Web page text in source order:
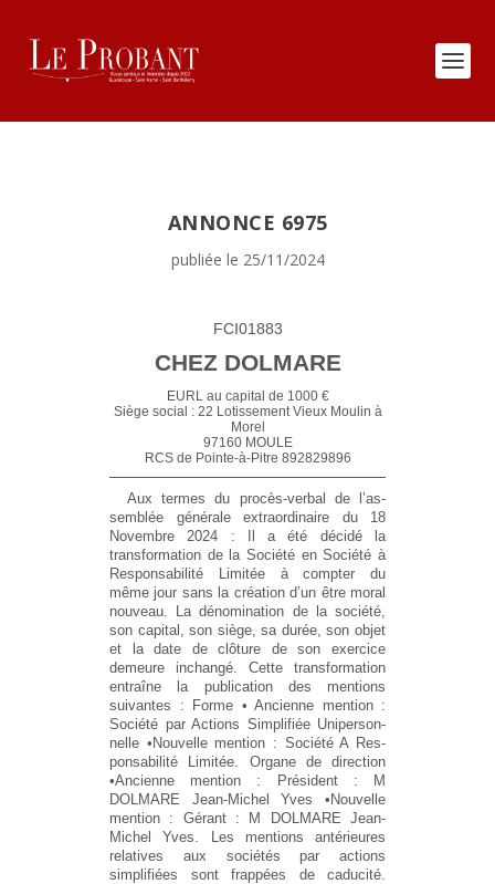
ANNONCE 6975
publiée le 25/11/2024
FCI01883
CHEZ DOLMARE
EURL au capital de 1000 €
Siège social : 22 Lotissement Vieux Moulin à
Morel
97160 MOULE
RCS de Pointe-à-Pitre 892829896
Aux termes du procès-verbal de l’as‐
semblée générale extraordinaire du 18
Novembre 2024 : Il a été décidé la
transformation de la Société en Société à
Responsabilité Limitée à compter du
même jour sans la création d’un être moral
nouveau. La dénomination de la société,
son capital, son siège, sa durée, son objet
et la date de clôture de son exercice
demeure inchangé. Cette transformation
entraîne la publication des mentions
suivantes : Forme • Ancienne mention :
Société par Actions Simplifiée Uniperson‐
nelle •Nouvelle mention : Société A Res‐
ponsabilité Limitée. Organe de direction
•Ancienne mention : Président : M
DOLMARE Jean-Michel Yves •Nouvelle
mention : Gérant : M DOLMARE Jean-
Michel Yves. Les mentions antérieures
relatives aux sociétés par actions
simplifiées sont frappées de caducité.